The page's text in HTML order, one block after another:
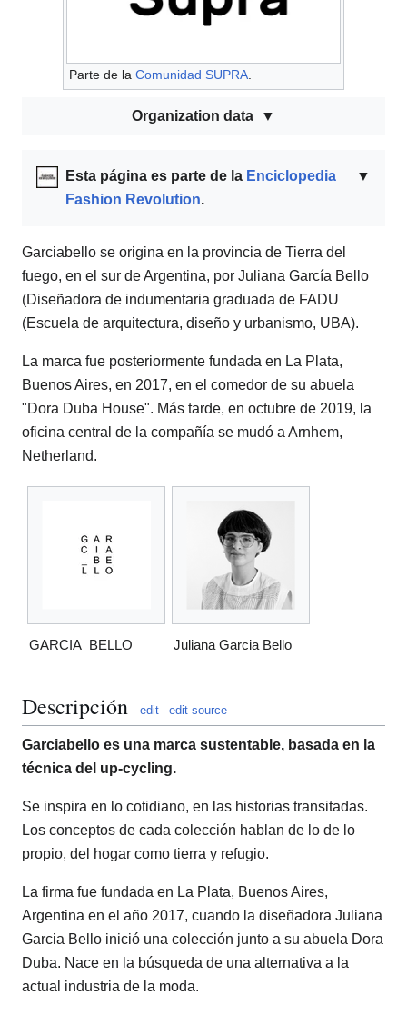
Parte de la Comunidad SUPRA
Organization data
▼
Esta página es parte de la Enciclopedia
Fashion Revolution.
Garciabello se origina en la provincia de Tierra del
fuego, en el sur de Argentina, por Juliana García Bello
(Diseñadora de indumentaria graduada de FADU
(Escuela de arquitectura, diseño y urbanismo, UBA).
La marca fue posteriormente fundada en La Plata,
Buenos Aires, en 2017, en el comedor de su abuela
"Dora Duba House". Más tarde, en octubre de 2019, la
oficina central de la compañía se mudó a Arnhem,
Netherland.
GARCIA_BELLO Juliana Garcia Bello
Descripción edit edit source
Garciabello es una marca sustentable, basada en la
técnica del up-cycling.
Se inspira en lo cotidiano, en las historias transitadas.
Los conceptos de cada colección hablan de lo de lo
propio, del hogar como tierra y refugio.
La firma fue fundada en La Plata, Buenos Aires,
Argentina en el año 2017, cuando la diseñadora Juliana
Garcia Bello inició una colección junto a su abuela Dora
Duba. Nace en la búsqueda de una alternativa a la
actual industria de la moda.